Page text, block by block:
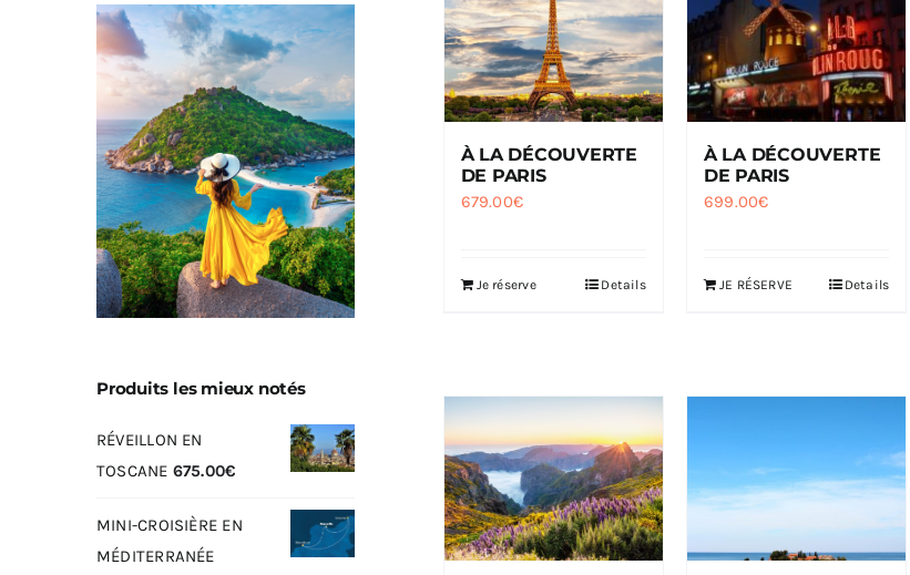
Produits les mieux notés
RÉVEILLON EN
TOSCANE 675.00€
MINI-CROISIÈRE EN
MÉDITERRANÉE
À LA DÉCOUVERTE
DE PARIS
679.00€
Je réserve Details
À LA DÉCOUVERTE
DE PARIS
699.00€
JE RÉSERVE Details